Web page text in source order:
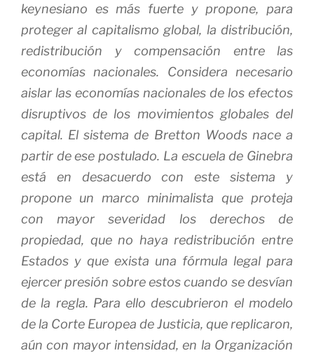
keynesiano es más fuerte y propone, para
proteger al capitalismo global, la distribución,
redistribución y compensación entre las
economías nacionales. Considera necesario
aislar las economías nacionales de los efectos
disruptivos de los movimientos globales del
capital. El sistema de Bretton Woods nace a
partir de ese postulado. La escuela de Ginebra
está en desacuerdo con este sistema y
propone un marco minimalista que proteja
con mayor severidad los derechos de
propiedad, que no haya redistribución entre
Estados y que exista una fórmula legal para
ejercer presión sobre estos cuando se desvían
de la regla. Para ello descubrieron el modelo
de la Corte Europea de Justicia, que replicaron,
aún con mayor intensidad, en la Organización